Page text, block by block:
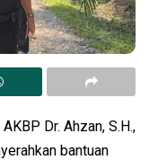
Dr. Ahzan, S.H.,
bantuan